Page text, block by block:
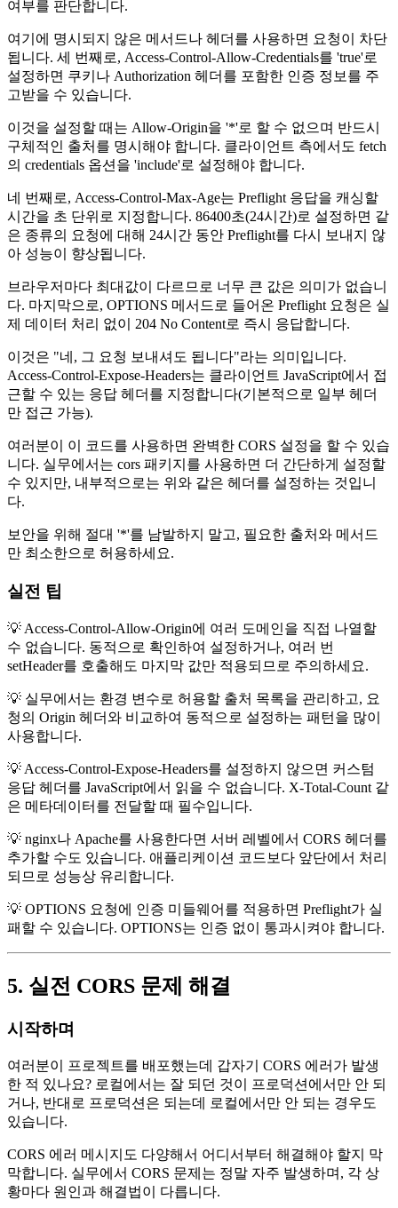
여부를 판단합니다.
여기에 명시되지 않은 메서드나 헤더를 사용하면 요청이 차단
됩니다. 세 번째로, Access-Control-Allow-Credentials를 'true'로
설정하면 쿠키나 Authorization 헤더를 포함한 인증 정보를 주
고받을 수 있습니다.
이것을 설정할 때는 Allow-Origin을 '*'로 할 수 없으며 반드시
구체적인 출처를 명시해야 합니다. 클라이언트 측에서도 fetch
의 credentials 옵션을 'include'로 설정해야 합니다.
네 번째로, Access-Control-Max-Age는 Preflight 응답을 캐싱할
시간을 초 단위로 지정합니다. 86400초(24시간)로 설정하면 같
은 종류의 요청에 대해 24시간 동안 Preflight를 다시 보내지 않
아 성능이 향상됩니다.
브라우저마다 최대값이 다르므로 너무 큰 값은 의미가 없습니
다. 마지막으로, OPTIONS 메서드로 들어온 Preflight 요청은 실
제 데이터 처리 없이 204 No Content로 즉시 응답합니다.
이것은 "네, 그 요청 보내셔도 됩니다"라는 의미입니다.
Access-Control-Expose-Headers는 클라이언트 JavaScript에서 접
근할 수 있는 응답 헤더를 지정합니다(기본적으로 일부 헤더
만 접근 가능).
여러분이 이 코드를 사용하면 완벽한 CORS 설정을 할 수 있습
니다. 실무에서는 cors 패키지를 사용하면 더 간단하게 설정할
수 있지만, 내부적으로는 위와 같은 헤더를 설정하는 것입니
다.
보안을 위해 절대 '*'를 남발하지 말고, 필요한 출처와 메서드
만 최소한으로 허용하세요.
실전 팁
💡 Access-Control-Allow-Origin에 여러 도메인을 직접 나열할
수 없습니다. 동적으로 확인하여 설정하거나, 여러 번
setHeader를 호출해도 마지막 값만 적용되므로 주의하세요.
💡 실무에서는 환경 변수로 허용할 출처 목록을 관리하고, 요
청의 Origin 헤더와 비교하여 동적으로 설정하는 패턴을 많이
사용합니다.
💡 Access-Control-Expose-Headers를 설정하지 않으면 커스텀
응답 헤더를 JavaScript에서 읽을 수 없습니다. X-Total-Count 같
은 메타데이터를 전달할 때 필수입니다.
💡 nginx나 Apache를 사용한다면 서버 레벨에서 CORS 헤더를
추가할 수도 있습니다. 애플리케이션 코드보다 앞단에서 처리
되므로 성능상 유리합니다.
💡 OPTIONS 요청에 인증 미들웨어를 적용하면 Preflight가 실
패할 수 있습니다. OPTIONS는 인증 없이 통과시켜야 합니다.
5. 실전 CORS 문제 해결
시작하며
여러분이 프로젝트를 배포했는데 갑자기 CORS 에러가 발생
한 적 있나요? 로컬에서는 잘 되던 것이 프로덕션에서만 안 되
거나, 반대로 프로덕션은 되는데 로컬에서만 안 되는 경우도
있습니다.
CORS 에러 메시지도 다양해서 어디서부터 해결해야 할지 막
막합니다. 실무에서 CORS 문제는 정말 자주 발생하며, 각 상
황마다 원인과 해결법이 다릅니다.